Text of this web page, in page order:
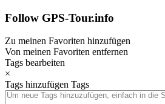
Follow GPS-Tour.info
Zu meinen Favoriten hinzufügen
Von meinen Favoriten entfernen
Tags bearbeiten
×
Tags hinzufügen Tags